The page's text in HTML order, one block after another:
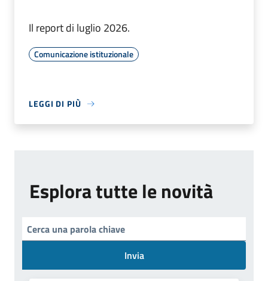
Il report di luglio 2026.
Comunicazione istituzionale
LEGGI DI PIÙ
Esplora tutte le novità
Invia